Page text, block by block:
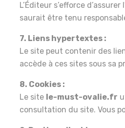
L’Éditeur s’efforce
saurait être tenu
7. Liens hypertextes :
Le site peut contenir des
accède à ces sites sous sa
8. Cookies :
Le site le-must-ovalie.fr
consultation du site. Vous